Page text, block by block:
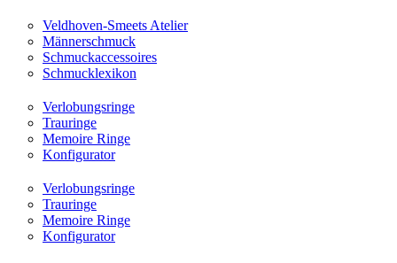
Veldhoven-Smeets Atelier
Männerschmuck
Schmuckaccessoires
Schmucklexikon
Verlobungsringe
Trauringe
Memoire Ringe
Konfigurator
Verlobungsringe
Trauringe
Memoire Ringe
Konfigurator